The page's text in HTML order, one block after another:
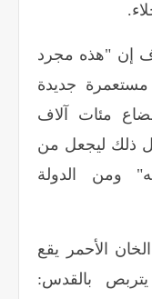
.
إن "هذه مجرد
مستعمرة جديدة
مئات آلاف
ذلك ليجعل من
ومن الدولة
الأحمر يقع
بالقدس: